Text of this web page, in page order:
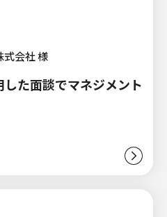
式会社 様
た面談でマネジメント